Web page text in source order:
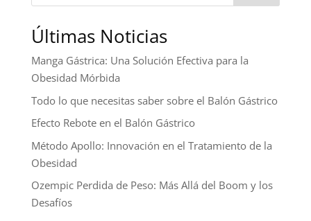
Últimas Noticias
Manga Gástrica: Una Solución Efectiva para la
Obesidad Mórbida
Todo lo que necesitas saber sobre el Balón Gástrico
Efecto Rebote en el Balón Gástrico
Método Apollo: Innovación en el Tratamiento de la
Obesidad
Ozempic Perdida de Peso: Más Allá del Boom y los
Desafíos